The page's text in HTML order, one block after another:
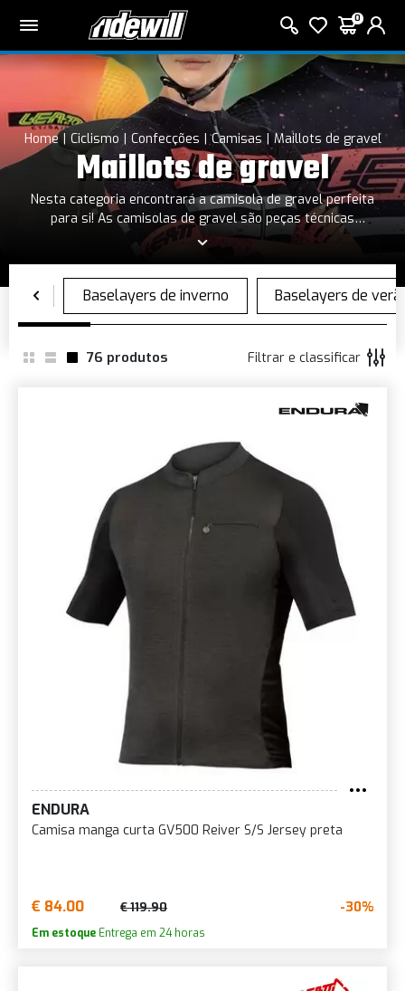
0
Home Ciclismo Confecções Camisas Maillots de gravel
Maillots de gravel
Nesta categoria encontrará a camisola de gravel perfeita
para si! As camisolas de gravel são peças técnicas
concebidas para o ciclismo em estradas de terra batida.
bolsos extra para passeios mais desafiantes. Duráveis ​​e
versáteis, combinam desempenho e estilo.
76 produtos Filtrar e classificar
ENDURA
Camisa manga curta GV500 Reiver S/S Jersey preta
€ 84.00 € 119.90 -30%
Em estoque Entrega em 24 horas